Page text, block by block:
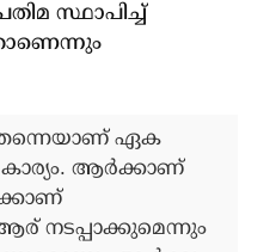
സ്ഥാപിച്ച്
ഏക
ആര്‍ക്കാണ്
നടപ്പാക്കുമെന്നും